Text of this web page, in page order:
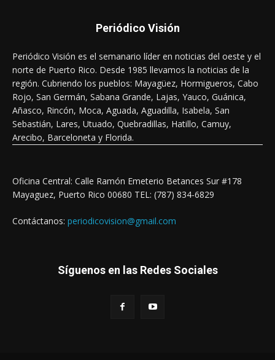
Periódico Visión
Periódico Visión es el semanario líder en noticias del oeste y el
norte de Puerto Rico. Desde 1985 llevamos la noticias de la
región. Cubriendo los pueblos: Mayagüez, Hormigueros, Cabo
Rojo, San Germán, Sabana Grande, Lajas, Yauco, Guánica,
Añasco, Rincón, Moca, Aguada, Aguadilla, Isabela, San
Sebastián, Lares, Utuado, Quebradillas, Hatillo, Camuy,
Arecibo, Barceloneta y Florida.
Oficina Central: Calle Ramón Emeterio Betances Sur #178
Mayaguez, Puerto Rico 00680 TEL: (787) 834-6829
Contáctanos: periodicovision@gmail.com
Síguenos en las Redes Sociales